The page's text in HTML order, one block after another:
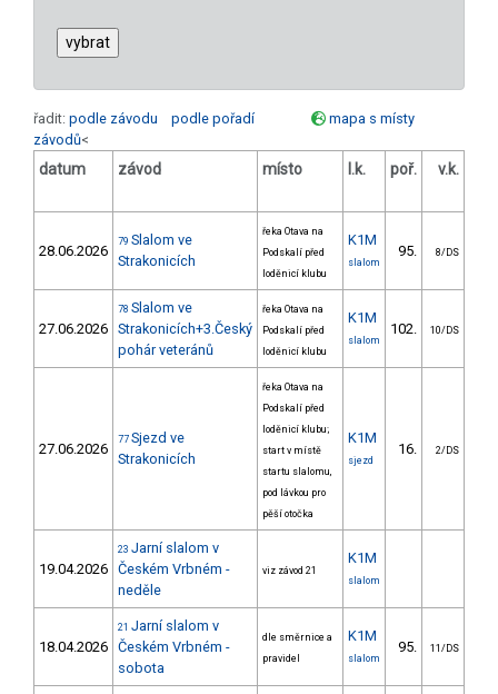
řadit: podle závodu podle pořadí
mapa s místy
závodů<
datum závod místo l.k. poř. v.k.
28.06.2026
79 Slalom ve
Strakonicích
řeka Otava na
Podskalí před
loděnicí klubu
K1M
slalom
95. 8/DS
27.06.2026
78 Slalom ve
Strakonicích+3.Český
pohár veteránů
řeka Otava na
Podskalí před
loděnicí klubu
K1M
slalom
102. 10/DS
27.06.2026
77 Sjezd ve
Strakonicích
řeka Otava na
Podskalí před
loděnicí klubu;
start v místě
startu slalomu,
pod lávkou pro
pěší otočka
K1M
sjezd
16. 2/DS
19.04.2026
23 Jarní slalom v
Českém Vrbném -
neděle
viz závod 21
K1M
slalom
18.04.2026
21 Jarní slalom v
Českém Vrbném -
sobota
dle směrnice a
pravidel
K1M
slalom
95. 11/DS